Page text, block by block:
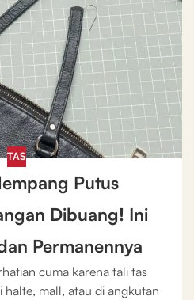
TAS
Putus
Dibuang! Ini
Permanennya
cuma karena tali tas
halte, mall, atau di angkutan